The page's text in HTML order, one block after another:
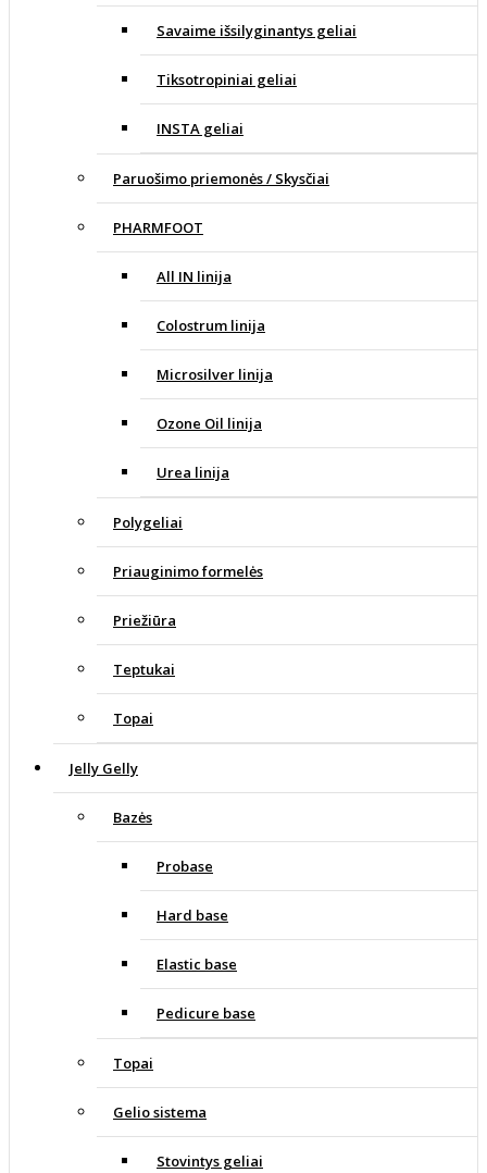
Savaime išsilyginantys geliai
Tiksotropiniai geliai
INSTA geliai
Paruošimo priemonės / Skysčiai
PHARMFOOT
All IN linija
Colostrum linija
Microsilver linija
Ozone Oil linija
Urea linija
Polygeliai
Priauginimo formelės
Priežiūra
Teptukai
Topai
Jelly Gelly
Bazės
Probase
Hard base
Elastic base
Pedicure base
Topai
Gelio sistema
Stovintys geliai